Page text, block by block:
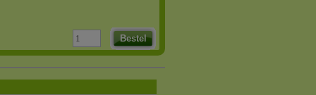
Bestel